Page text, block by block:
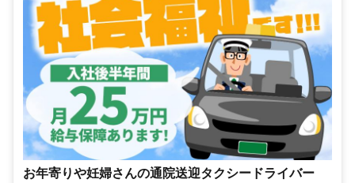
お年寄りや妊婦さんの通院送迎タクシードライバー